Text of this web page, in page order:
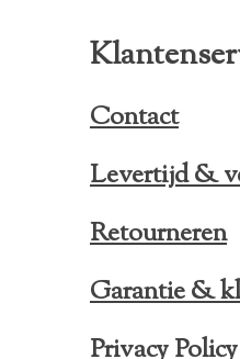
Contact
Levertijd &
Retourneren
Garantie &
Privacy Policy